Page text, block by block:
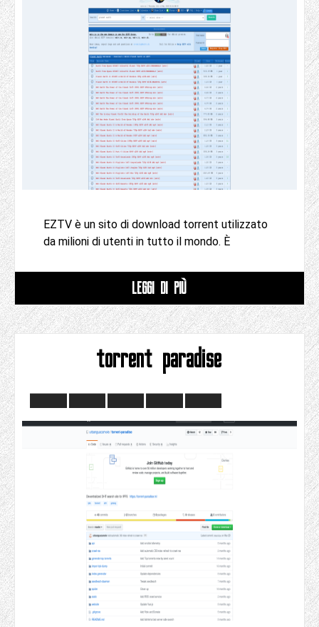
EZTV è un sito di download torrent utilizzato
da milioni di utenti in tutto il mondo. È
LEGGI DI PIÙ
torrent paradise